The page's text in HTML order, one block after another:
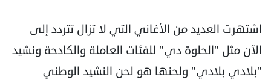
اشتهرت العديد من الأغاني التي لا تزال تتردد إلى
الآن مثل "الحلوة دي" للفئات العاملة والكادحة ونشيد
"بلادي بلادي" ولحنها هو لحن النشيد الوطني